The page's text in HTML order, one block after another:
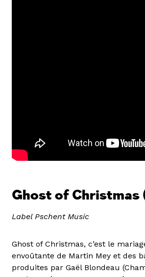
Ghost of Christmas
Label Pschent Music
Ghost of Christmas, c’est le
envoûtante de Martin Mey et des
produites par Gaël Blondeau